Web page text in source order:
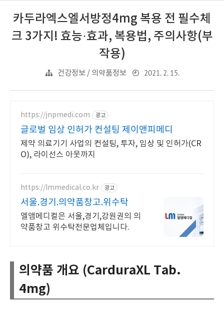
카두라엑스엘서방정4mg 복용 전 필수체
크 3가지! 효능·효과, 복용법, 주의사항(부
작용)
건강정보 / 의약품정보 2021. 2. 15.
https://jnpmedi.com 광고
글로벌 임상 인허가 컨설팅 제이앤피메디
제약 의료기기 사업의 컨설팅, 투자, 임상 및 인허가(CR
O), 라이선스 아웃까지
https://lmmedical.co.kr 광고
서울.경기.의약품창고.위수탁
엘앰메디컬은 서울,경기,강원권의 의
약품창고 위수탁전문업체입니다.
의약품 개요 (CarduraXL Tab.
4mg)